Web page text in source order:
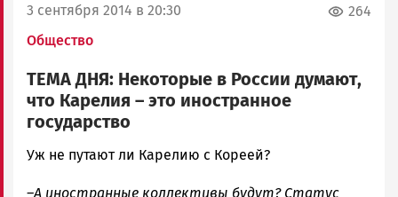
3 сентября 2014 в 20:30
Общество
264
ТЕМА ДНЯ: Некоторые в России думают,
что Карелия – это иностранное
государство
admintimur
Уж не путают ли Карелию с Кореей?
–А иностранные коллективы будут? Статус